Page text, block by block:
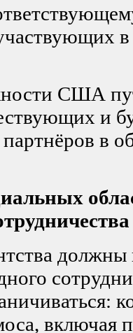
США
и
в
включая